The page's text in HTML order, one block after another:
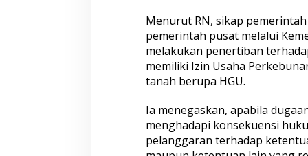
h
d
a
p
P
o
n
s
u
Menurut RN, sikap
pemerintah pusat melalui
melakukan penertiban
memiliki Izin Usaha
tanah berupa HGU.
Ia menegaskan, apabila
menghadapi konsekuensi
pelanggaran terhadap